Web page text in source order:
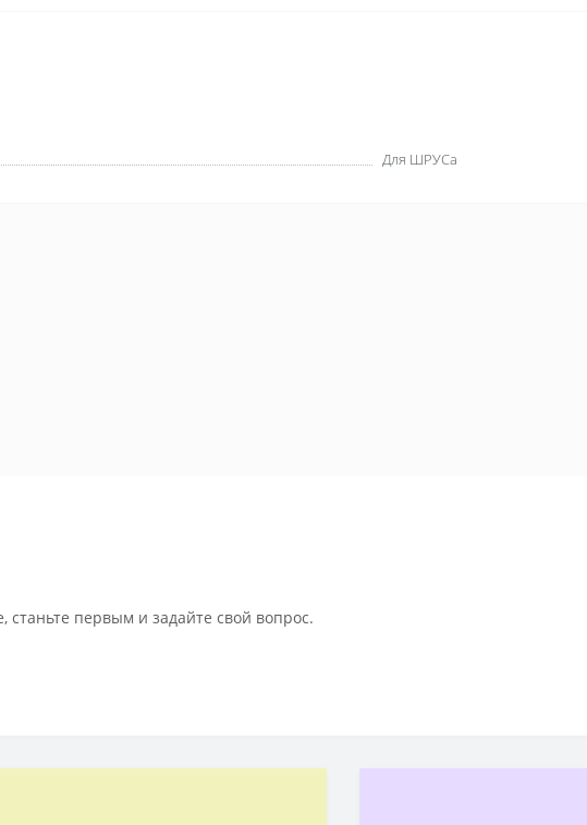
Для ШРУСа
станьте первым и задайте свой вопрос.